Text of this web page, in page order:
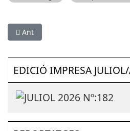
Article anterior: Molins de Rei
Ant
EDICIÓ IMPRESA